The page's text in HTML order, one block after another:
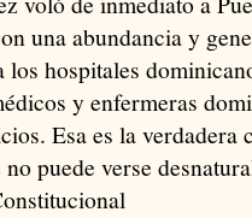
una abundancia y
los hospitales
y enfermeras
Esa es la verdadera
puede verse